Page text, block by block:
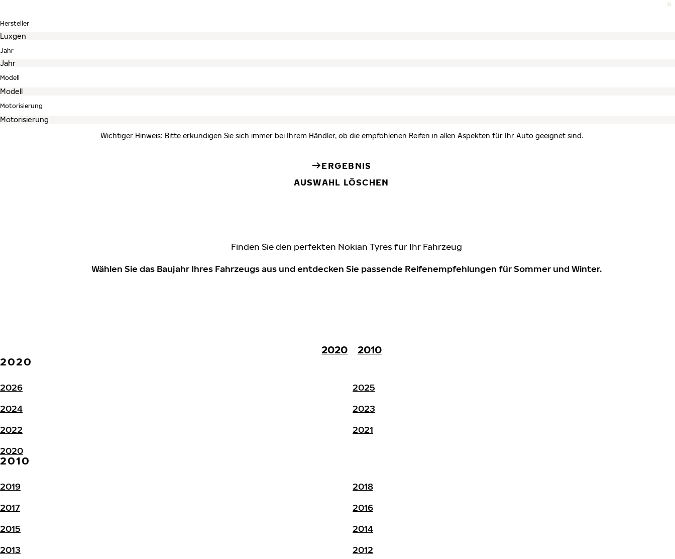
Hersteller
Jahr
Modell
Motorisierung
Wichtiger Hinweis: Bitte erkundigen Sie sich immer bei Ihrem Händler, ob die empfohlenen Reifen in allen Aspekten für Ihr Auto geeignet sind.
ERGEBNIS
AUSWAHL LÖSCHEN
Finden Sie den perfekten Nokian Tyres für Ihr Fahrzeug
Wählen Sie das Baujahr Ihres Fahrzeugs aus und entdecken Sie passende Reifenempfehlungen für Sommer und Winter.
2020
2010
2020
2026
2025
2024
2023
2022
2021
2020
2010
2019
2018
2017
2016
2015
2014
2013
2012